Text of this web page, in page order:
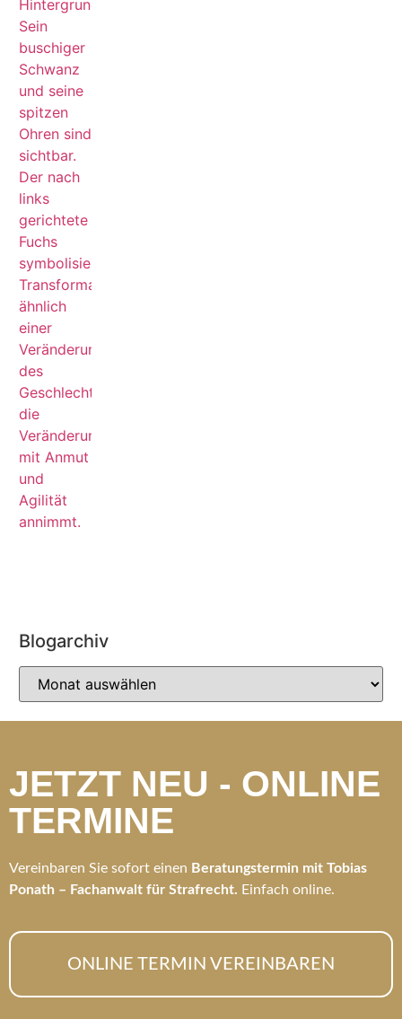
Blogarchiv
JETZT NEU - ONLINE
TERMINE
Vereinbaren Sie sofort einen Beratungstermin mit Tobias
Ponath – Fachanwalt für Strafrecht. Einfach online.
ONLINE TERMIN VEREINBAREN